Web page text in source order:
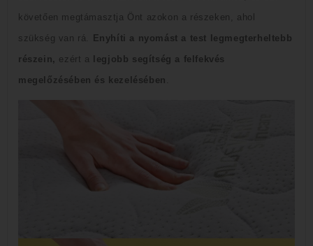
követően megtámasztja Önt azokon a részeken, ahol
szükség van rá.
Enyhíti a nyomást a test legmegterheltebb
részein, ezért a
legjobb segítség a felfekvés
megelőzésében és kezelésében